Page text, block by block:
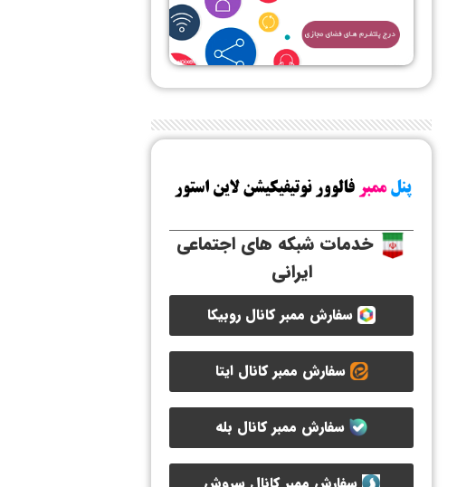
خدمات شبکه های اجتماعی
ایرانی
سفارش ممبر کانال روبیکا
سفارش ممبر کانال ایتا
سفارش ممبر کانال بله